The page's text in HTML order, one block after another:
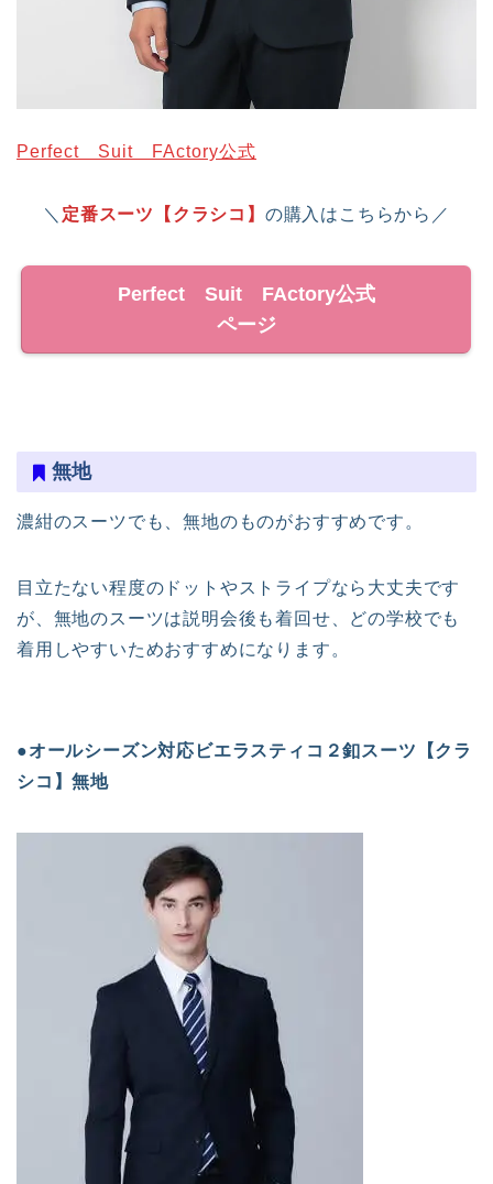
Perfect Suit FActory公式
＼ 定番スーツ【クラシコ】 の購入はこちらから／
Perfect Suit FActory公式
ページ
無地
濃紺のスーツでも、無地のものがおすすめです。
目立たない程度のドットやストライプなら大丈夫です
が、無地のスーツは説明会後も着回せ、どの学校でも
着用しやすいためおすすめになります。
●オールシーズン対応ビエラスティコ２釦スーツ【クラ
シコ】無地